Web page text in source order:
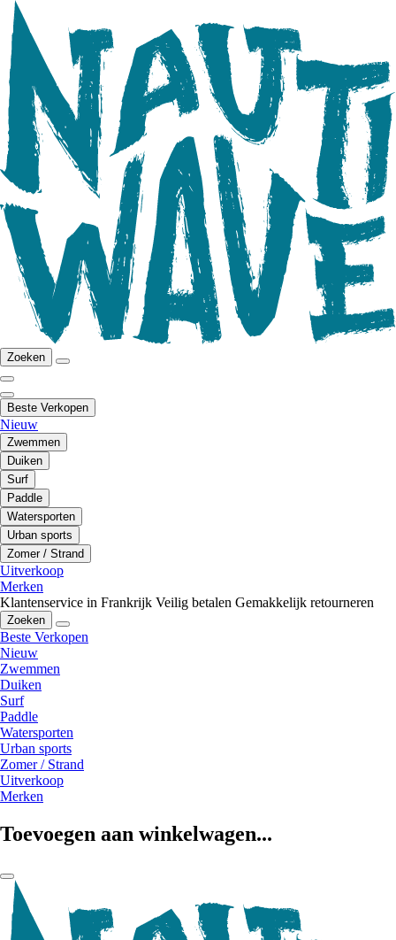
Zoeken
Beste Verkopen
Nieuw
Zwemmen
Duiken
Surf
Paddle
Watersporten
Urban sports
Zomer / Strand
Uitverkoop
Merken
Klantenservice in Frankrijk Veilig betalen Gemakkelijk retourneren
Zoeken
Beste Verkopen
Nieuw
Zwemmen
Duiken
Surf
Paddle
Watersporten
Urban sports
Zomer / Strand
Uitverkoop
Merken
Toevoegen aan winkelwagen...